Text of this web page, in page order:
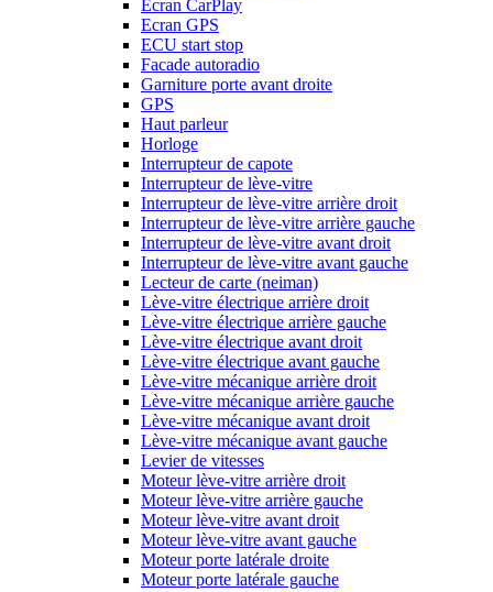
Ecran CarPlay
Ecran GPS
ECU start stop
Facade autoradio
Garniture porte avant droite
GPS
Haut parleur
Horloge
Interrupteur de capote
Interrupteur de lève-vitre
Interrupteur de lève-vitre arrière droit
Interrupteur de lève-vitre arrière gauche
Interrupteur de lève-vitre avant droit
Interrupteur de lève-vitre avant gauche
Lecteur de carte (neiman)
Lève-vitre électrique arrière droit
Lève-vitre électrique arrière gauche
Lève-vitre électrique avant droit
Lève-vitre électrique avant gauche
Lève-vitre mécanique arrière droit
Lève-vitre mécanique arrière gauche
Lève-vitre mécanique avant droit
Lève-vitre mécanique avant gauche
Levier de vitesses
Moteur lève-vitre arrière droit
Moteur lève-vitre arrière gauche
Moteur lève-vitre avant droit
Moteur lève-vitre avant gauche
Moteur porte latérale droite
Moteur porte latérale gauche